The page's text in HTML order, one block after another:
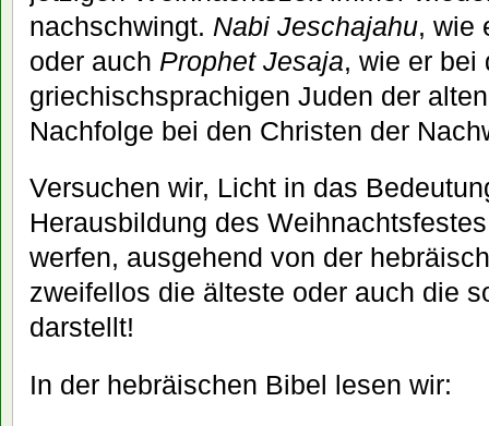
nachschwingt. Nabi Jeschajahu, wie
oder auch Prophet Jesaja, wie er bei
griechischsprachigen Juden der
Nachfolge bei den Christen der
Versuchen wir, Licht in das
Herausbildung des
werfen, ausgehend von der
zweifellos die älteste oder auch die
darstellt!
In der hebräischen Bibel lesen wir: